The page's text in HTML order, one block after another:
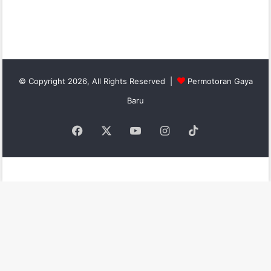
© Copyright 2026, All Rights Reserved |
Permotoran Gaya
Baru
Facebook YouTubeInstagram